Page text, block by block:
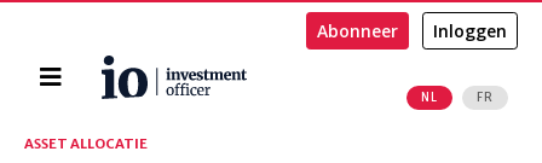
Home
NL FR
Abonneer Inloggen
Zoeken
ASSET ALLOCATIE